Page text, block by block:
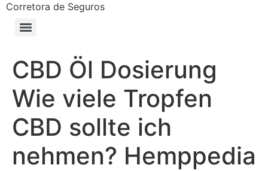
Corretora de Seguros
CBD Öl Dosierung
Wie viele Tropfen
CBD sollte ich
nehmen? Hemppedia